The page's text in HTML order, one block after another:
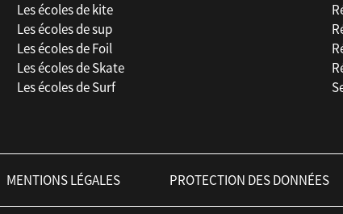
Les écoles de kite
Les écoles de sup
Les écoles de Foil
Les écoles de Skate
Les écoles de Surf
MENTIONS LÉGALES PROTECTION DES DONNÉES